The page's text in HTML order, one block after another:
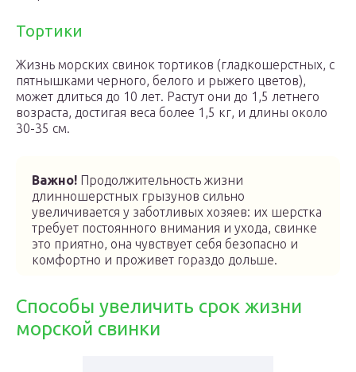
Тортики
Жизнь морских свинок тортиков (гладкошерстных, с
пятнышками черного, белого и рыжего цветов),
может длиться до 10 лет. Растут они до 1,5 летнего
возраста, достигая веса более 1,5 кг, и длины около
30-35 см.
Важно! Продолжительность жизни
длинношерстных грызунов сильно
увеличивается у заботливых хозяев: их шерстка
требует постоянного внимания и ухода, свинке
это приятно, она чувствует себя безопасно и
комфортно и проживет гораздо дольше.
Способы увеличить срок жизни
морской свинки